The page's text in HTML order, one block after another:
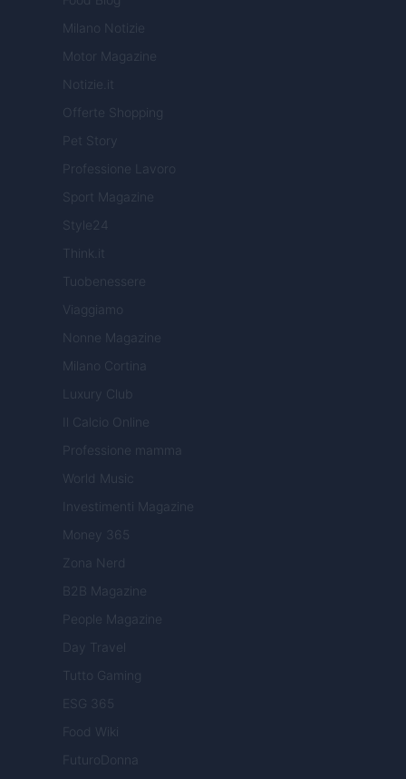
Milano Notizie
Motor Magazine
Notizie.it
Offerte Shopping
Pet Story
Professione Lavoro
Sport Magazine
Style24
Think.it
Tuobenessere
Viaggiamo
Nonne Magazine
Milano Cortina
Luxury Club
Il Calcio Online
Professione mamma
World Music
Investimenti Magazine
Money 365
Zona Nerd
B2B Magazine
People Magazine
Day Travel
Tutto Gaming
ESG 365
Food Wiki
FuturoDonna